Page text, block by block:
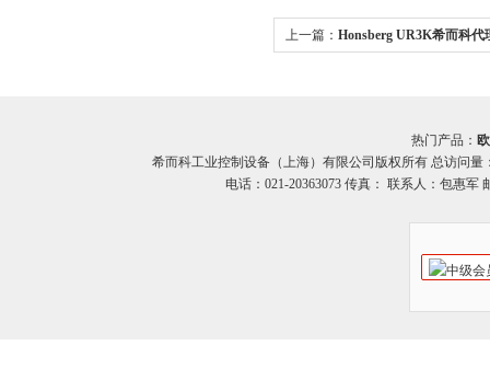
上一篇： Honsberg UR3K希而科代
热门产品：
希而科工业控制设备（上海）有限公司版权所有 总访问量
电话：021-20363073 传真： 联系人：包惠军